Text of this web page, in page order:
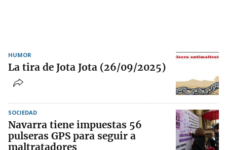
HUMOR
La tira de Jota Jota (26/09/2025)
SOCIEDAD
Navarra tiene impuestas 56
pulseras GPS para seguir a
maltratadores